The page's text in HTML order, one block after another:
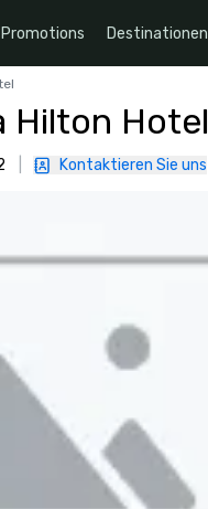
Promotions Destinationen
Hilton Hotel
Kontaktieren Sie uns